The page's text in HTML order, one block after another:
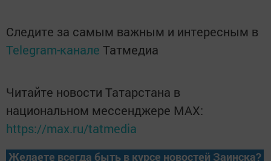
Следите за самым важным и интересным в
Telegram-канале Татмедиа
Читайте новости Татарстана в
национальном мессенджере MАХ:
https://max.ru/tatmedia
Желаете всегда быть в курсе новостей Заинска?